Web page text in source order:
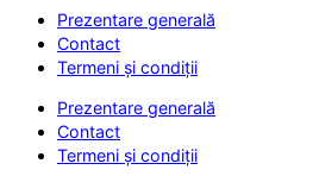
Prezentare generală
Contact
Termeni și condiții
Prezentare generală
Contact
Termeni și condiții